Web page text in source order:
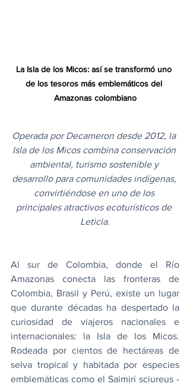
La Isla de los Micos: así se transformó uno
de los tesoros más emblemáticos del
Amazonas colombiano
Operada por Decameron desde 2012, la
Isla de los Micos combina conservación
ambiental, turismo sostenible y
desarrollo para comunidades indígenas,
convirtiéndose en uno de los
principales atractivos ecoturísticos de
Leticia.
Al sur de Colombia, donde el Río
Amazonas conecta las fronteras de
Colombia, Brasil y Perú, existe un lugar
que durante décadas ha despertado la
curiosidad de viajeros nacionales e
internacionales: la Isla de los Micos.
Rodeada por cientos de hectáreas de
selva tropical y habitada por especies
emblemáticas como el Saimirí sciureus -